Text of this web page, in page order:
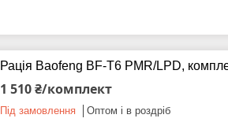
Рація Baofeng BF-T6 PMR/LPD,
1 510 ₴/комплект
Під замовлення
Оптом і в роздріб